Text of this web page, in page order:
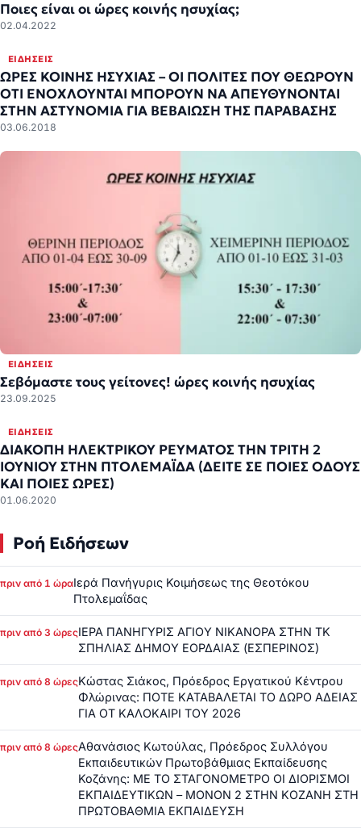
Ποιες είναι οι ώρες κοινής ησυχίας;
02.04.2022
ΕΙΔΉΣΕΙΣ
ΩΡΕΣ ΚΟΙΝΗΣ ΗΣΥΧΙΑΣ – ΟΙ ΠΟΛΙΤΕΣ ΠΟΥ ΘΕΩΡΟΥΝ
ΟΤΙ ΕΝΟΧΛΟΥΝΤΑΙ ΜΠΟΡΟΥΝ ΝΑ ΑΠΕΥΘΥΝΟΝΤΑΙ
ΣΤΗΝ ΑΣΤΥΝΟΜΙΑ ΓΙΑ ΒΕΒΑΙΩΣΗ ΤΗΣ ΠΑΡΑΒΑΣΗΣ
03.06.2018
ΕΙΔΉΣΕΙΣ
Σεβόμαστε τους γείτονες! ώρες κοινής ησυχίας
23.09.2025
ΕΙΔΉΣΕΙΣ
ΔΙΑΚΟΠΗ ΗΛΕΚΤΡΙΚΟΥ ΡΕΥΜΑΤΟΣ ΤΗΝ ΤΡΙΤΗ 2
ΙΟΥΝΙΟΥ ΣΤΗΝ ΠΤΟΛΕΜΑΪΔΑ (ΔΕΙΤΕ ΣΕ ΠΟΙΕΣ ΟΔΟΥΣ
ΚΑΙ ΠΟΙΕΣ ΩΡΕΣ)
01.06.2020
Ροή Ειδήσεων
πριν από 1 ώραΙερά Πανήγυρις Κοιμήσεως της Θεοτόκου
Πτολεμαΐδας
πριν από 3 ώρεςΙΕΡΑ ΠΑΝΗΓΥΡΙΣ ΑΓΙΟΥ ΝΙΚΑΝΟΡΑ ΣΤΗΝ ΤΚ
ΣΠΗΛΙΑΣ ΔΗΜΟΥ ΕΟΡΔΑΙΑΣ (ΕΣΠΕΡΙΝΟΣ)
πριν από 8 ώρεςΚώστας Σιάκος, Πρόεδρος Εργατικού Κέντρου
Φλώρινας: ΠΟΤΕ ΚΑΤΑΒΑΛΕΤΑΙ ΤΟ ΔΩΡΟ ΑΔΕΙΑΣ
ΓΙΑ ΟΤ ΚΑΛΟΚΑΙΡΙ ΤΟΥ 2026
πριν από 8 ώρεςΑθανάσιος Κωτούλας, Πρόεδρος Συλλόγου
Εκπαιδευτικών Πρωτοβάθμιας Εκπαίδευσης
Κοζάνης: ΜΕ ΤΟ ΣΤΑΓΟΝΟΜΕΤΡΟ ΟΙ ΔΙΟΡΙΣΜΟΙ
ΕΚΠΑΙΔΕΥΤΙΚΩΝ – ΜΟΝΟΝ 2 ΣΤΗΝ ΚΟΖΑΝΗ ΣΤΗ
ΠΡΩΤΟΒΑΘΜΙΑ ΕΚΠΑΙΔΕΥΣΗ